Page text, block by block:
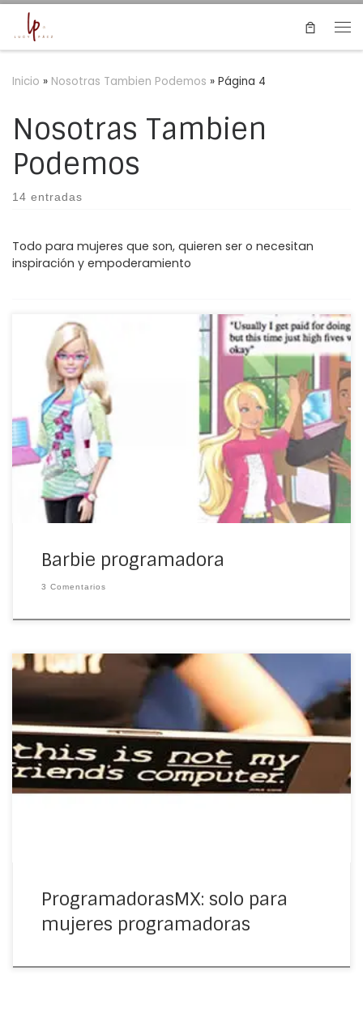
Saltar al contenido
Inicio » Nosotras Tambien Podemos » Página 4
Nosotras Tambien
Podemos
14 entradas
Todo para mujeres que son, quieren ser o necesitan
inspiración y empoderamiento
Si, leíste bien. Me quedé impactada cuando lo leí y pensé:
¡al fin se motivará a las pequeñas a ejercer nuestra
profesión! Me emocioné y hasta pensé en comprarlo
para mi […]
Barbie programadora
3 Comentarios
He agregado una nueva categoría a mi blog dedicada a
las colegas, sí solo a las mujeres: ProgramadorasMx, de
programadora a programadora. Esta categoría
también es para ti si eres estudiante […]
ProgramadorasMX: solo para
mujeres programadoras